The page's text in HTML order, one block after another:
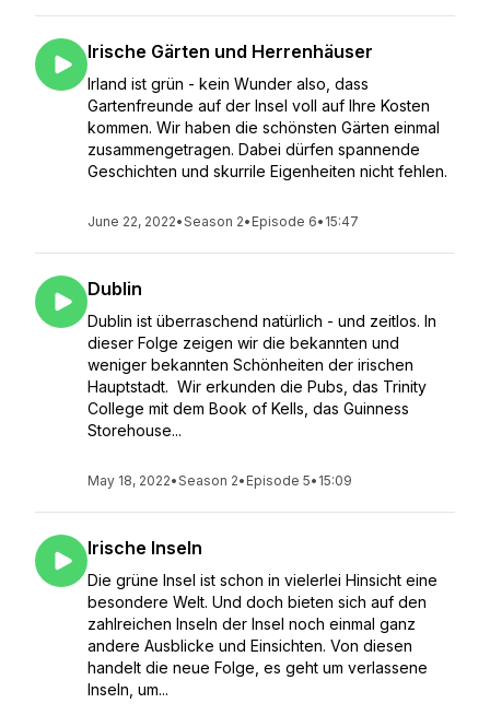
Irische Gärten und Herrenhäuser
Irland ist grün - kein Wunder also, dass
Gartenfreunde auf der Insel voll auf Ihre Kosten
kommen. Wir haben die schönsten Gärten einmal
zusammengetragen. Dabei dürfen spannende
Geschichten und skurrile Eigenheiten nicht fehlen.
June 22, 2022•Season 2• Episode 6• 15:47
Dublin
Dublin ist überraschend natürlich - und zeitlos. In
dieser Folge zeigen wir die bekannten und
weniger bekannten Schönheiten der irischen
Hauptstadt. Wir erkunden die Pubs, das Trinity
College mit dem Book of Kells, das Guinness
Storehouse...
May 18, 2022•Season 2• Episode 5• 15:09
Irische Inseln
Die grüne Insel ist schon in vielerlei Hinsicht eine
besondere Welt. Und doch bieten sich auf den
zahlreichen Inseln der Insel noch einmal ganz
andere Ausblicke und Einsichten. Von diesen
handelt die neue Folge, es geht um verlassene
Inseln, um...